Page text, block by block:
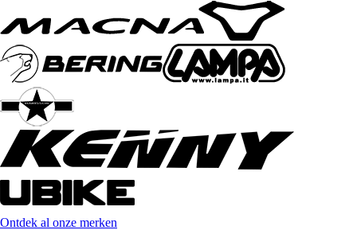
Ontdek al onze merken